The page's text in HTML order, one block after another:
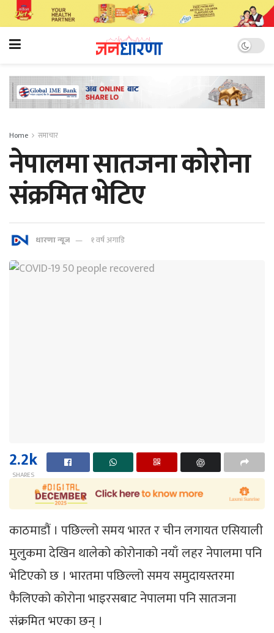
Home समाचार
नेपालमा सातजना कोरोना
संक्रमित भेटिए
धारणा न्यूज १ वर्ष अगाडि
2.2k
SHARES
काठमाडौं । पछिल्लो समयभारत र चीन लगायत एसियाली
मुलुकमा देखिन थालेको कोरोनाको नयाँ लहर नेपालमा पनि
भेटिएको छ । भारतमा पछिल्लो समय समुदायस्तरमा
फैलिएको कोरोना भाइरसबाट नेपालमा पनि सातजना
संक्रमित भएका छन् ।